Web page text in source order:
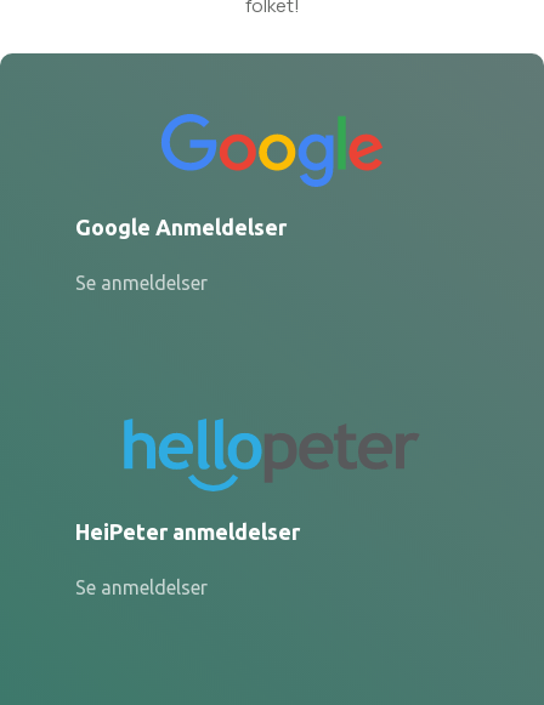
folket!
Google Anmeldelser
Se anmeldelser
HeiPeter anmeldelser
Se anmeldelser